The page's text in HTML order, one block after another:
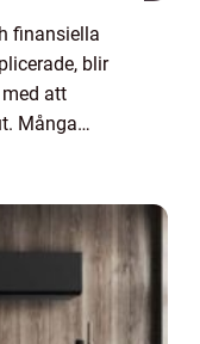
finansiella
blir
att
Många